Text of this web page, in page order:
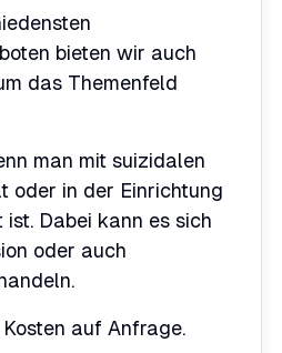
bieten wir auch
das Themenfeld
man mit suizidalen
oder in der Einrichtung
Dabei kann es sich
oder auch
auf Anfrage.